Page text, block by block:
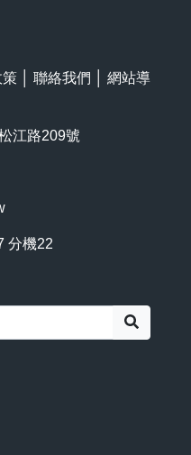
策 聯絡我們
網站導
江路209號
分機22